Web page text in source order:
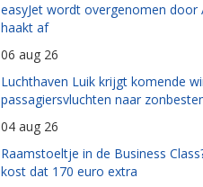
easyJet wordt overgenomen door
haakt af
06 aug 26
Luchthaven Luik krijgt komende
passagiersvluchten naar
04 aug 26
Raamstoeltje in de Business
kost dat 170 euro extra